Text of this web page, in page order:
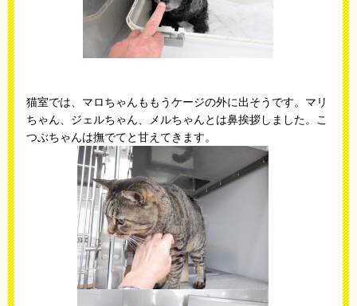
猫室では、マロちゃんももうケージの外に出そうです。マリ
ちゃん、ジェルちゃん、メルちゃんとは鼻挨拶しました。こ
つぶちゃんは撫でてと甘えてきます。